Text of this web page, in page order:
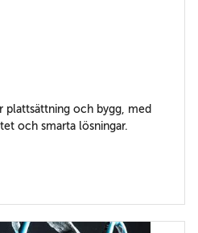
plattsättning och bygg, med
och smarta lösningar.